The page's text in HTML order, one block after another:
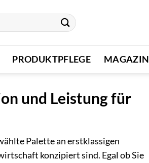
PRODUKTPFLEGE MAGAZIN
und Leistung für
Palette an erstklassigen
konzipiert sind. Egal ob Sie